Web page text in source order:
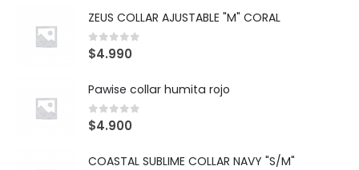
ZEUS COLLAR AJUSTABLE "M" CORAL
0 out of 5
$4.990
Pawise collar humita rojo
0 out of 5
$4.900
COASTAL SUBLIME COLLAR NAVY "S/M"